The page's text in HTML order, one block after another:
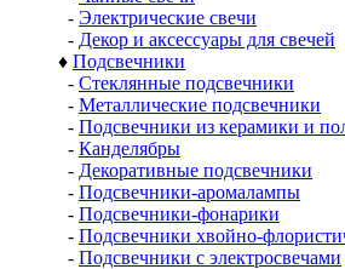
- Электрические свечи
- Декор и аксессуары для свечей
♦ Подсвечники
- Стеклянные подсвечники
- Металлические подсвечники
- Подсвечники из керамики и
- Канделябры
- Декоративные подсвечники
- Подсвечники-аромалампы
- Подсвечники-фонарики
- Подсвечники хвойно-
- Подсвечники с электросвечами